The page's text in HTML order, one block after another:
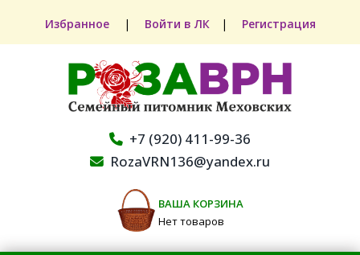
Избранное | Войти в ЛК | Регистрация
+7 (920) 411-99-36
RozaVRN136@yandex.ru
ВАША КОРЗИНА
Нет товаров